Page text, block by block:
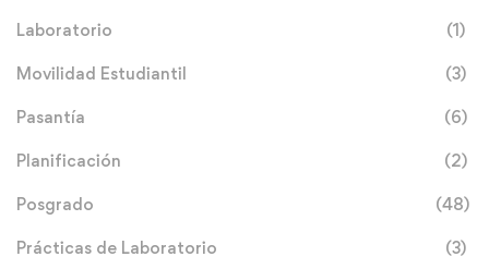
Laboratorio (1)
Movilidad Estudiantil (3)
Pasantía (6)
Planificación (2)
Posgrado (48)
Prácticas de Laboratorio (3)